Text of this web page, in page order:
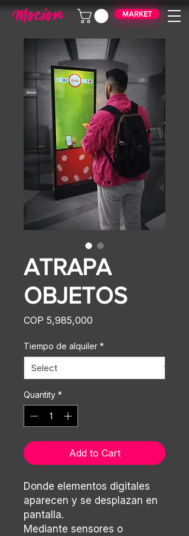
MARKET
ATRAPA
OBJETOS
COP 5,985,000
Tiempo de alquiler *
Quantity *
Add to Cart
Donde elementos digitales
aparecen y se desplazan en
pantalla.
Mediante sensores o